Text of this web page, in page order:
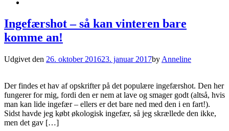
Ingefærshot – så kan vinteren bare
komme an!
Udgivet den 26. oktober 201623. januar 2017by Anneline
Der findes et hav af opskrifter på det populære ingefærshot. Den her
fungerer for mig, fordi den er nem at lave og smager godt (altså, hvis
man kan lide ingefær – ellers er det bare ned med den i en fart!).
Sidst havde jeg købt økologisk ingefær, så jeg skrællede den ikke,
men det gav […]